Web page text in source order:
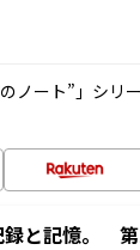
ノート”」シリ
録と記憶。